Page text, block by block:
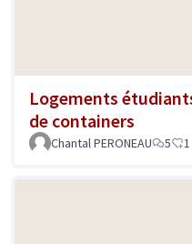
Logements
de containers
Chantal PERONEAU 5 1